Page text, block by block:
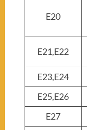
E20
E21,E22
E23,E24
E25,E26
E27